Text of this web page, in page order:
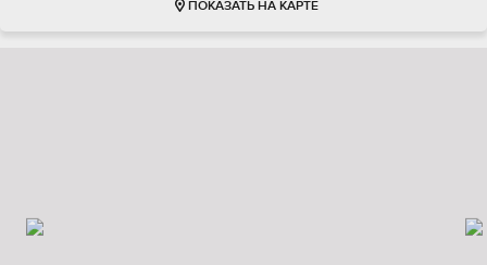
ПОКАЗАТЬ НА КАРТЕ